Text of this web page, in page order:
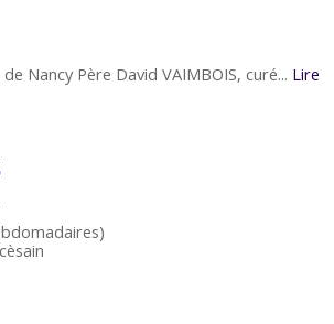
Nancy Père David VAIMBOIS, curé... Lire